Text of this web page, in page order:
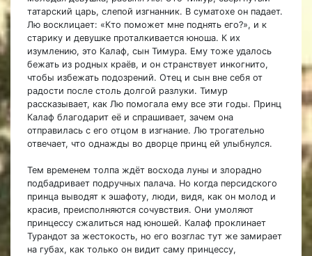
татарский царь, слепой изгнанник. В суматохе он падает.
Лю восклицает: «Кто поможет мне поднять его?», и к
старику и девушке проталкивается юноша. К их
изумлению, это Калаф, сын Тимура. Ему тоже удалось
бежать из родных краёв, и он странствует инкогнито,
чтобы избежать подозрений. Отец и сын вне себя от
радости после столь долгой разлуки. Тимур
рассказывает, как Лю помогала ему все эти годы. Принц
Калаф благодарит её и спрашивает, зачем она
отправилась с его отцом в изгнание. Лю трогательно
отвечает, что однажды во дворце принц ей улыбнулся.
Тем временем толпа ждёт восхода луны и злорадно
подбадривает подручных палача. Но когда персидского
принца выводят к эшафоту, люди, видя, как он молод и
красив, преисполняются сочувствия. Они умоляют
принцессу сжалиться над юношей. Калаф проклинает
Турандот за жестокость, но его возглас тут же замирает
на губах, как только он видит саму принцессу,